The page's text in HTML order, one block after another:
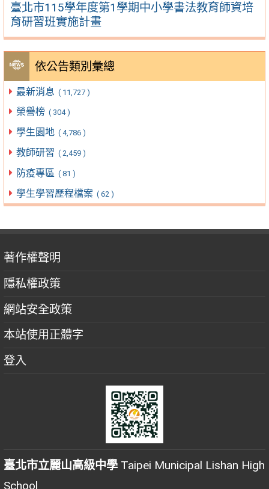
臺北市115學年度第1學期中小學書法教育師資培
育研習班實施計畫
依公告類別彙總
最新消息 ( 11,727 )
榮譽榜 ( 304 )
學生園地 ( 4,786 )
教師研習 ( 2,459 )
防疫專區 ( 81 )
學生學習歷程檔案 ( 62 )
著作權聲明
隱私權政策
網站安全政策
本站使用正體字
登入
臺北市立麗山高級中學 Taipei Municipal Lishan High
School